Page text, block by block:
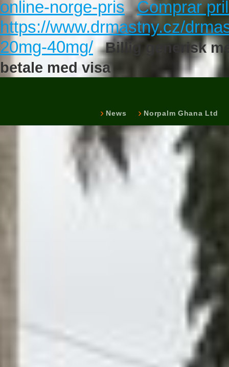
online-norge-pris
Comprar
https://www.drmastny.cz/
20mg-40mg/
Billig generisk
betale med visa
News Norpalm Ghana Ltd